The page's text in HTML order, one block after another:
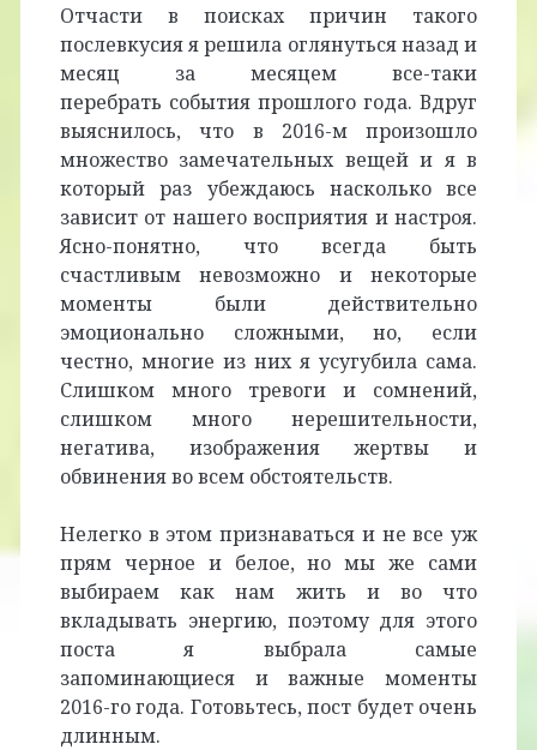
Отчасти в поисках причин такого
послевкусия я решила оглянуться назад и
месяц за месяцем все-таки
перебрать события прошлого года. Вдруг
выяснилось, что в 2016-м произошло
множество замечательных вещей и я в
который раз убеждаюсь насколько все
зависит от нашего восприятия и настроя.
Ясно-понятно, что всегда быть
счастливым невозможно и некоторые
моменты были действительно
эмоционально сложными, но, если
честно, многие из них я усугубила сама.
Слишком много тревоги и сомнений,
слишком много нерешительности,
негатива, изображения жертвы и
обвинения во всем обстоятельств.
Нелегко в этом признаваться и не все уж
прям черное и белое, но мы же сами
выбираем как нам жить и во что
вкладывать энергию, поэтому для этого
поста я выбрала самые
запоминающиеся и важные моменты
2016-го года. Готовьтесь, пост будет очень
длинным.